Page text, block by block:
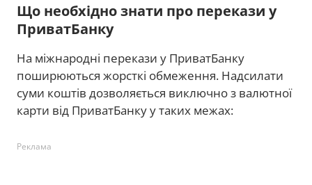
Що необхідно знати про перекази у
ПриватБанку
На міжнародні перекази у ПриватБанку
поширюються жорсткі обмеження. Надсилати
суми коштів дозволяється виключно з валютної
карти від ПриватБанку у таких межах:
Реклама